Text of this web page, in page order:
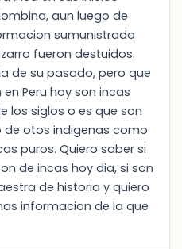
aun luego de
sumunistrada
fueron destuidos.
de su pasado, pero que
Peru hoy son incas
los siglos o es que son
de otos indigenas como
puros. Quiero saber si
de incas hoy dia, si son
de historia y quiero
informacion de la que